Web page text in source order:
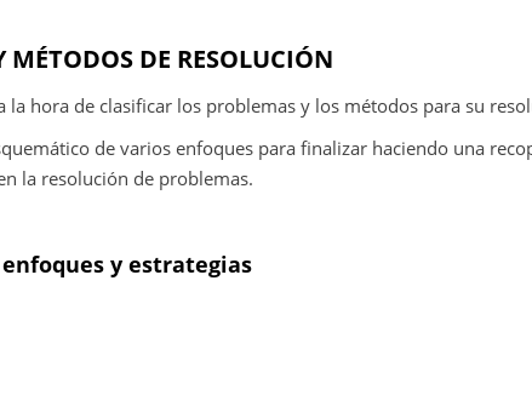
MÉTODOS DE RESOLUCIÓN
la hora de clasificar los problemas y los métodos para su
de varios enfoques para finalizar haciendo una
la resolución de problemas.
y estrategias